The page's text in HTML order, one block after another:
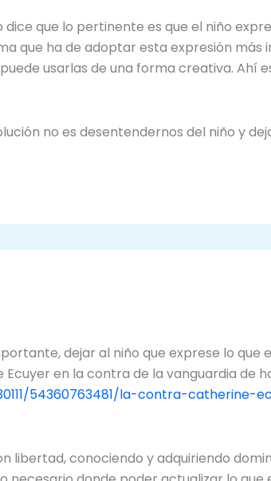
que lo pertinente es que el niño
que ha de adoptar esta expresión más
usarlas de una forma creativa.
no es desentendernos del niño y
dejar al niño que exprese lo que
en la contra de la vanguardia de
54360763481/la-contra-catherine-
libertad, conociendo y adquiriendo